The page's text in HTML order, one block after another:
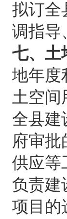
拟订全
调指导
七、土
地年度
土空间
全县建
府审批
供应等
负责建
项目的